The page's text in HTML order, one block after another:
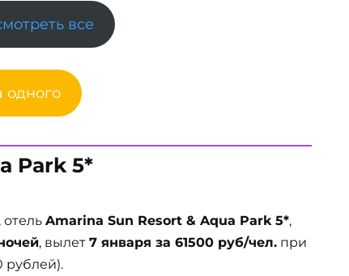
все
одного
Park 5*
Amarina Sun Resort & Aqua Park 5*,
, вылет 7 января за 61500 руб/чел. при
рублей).